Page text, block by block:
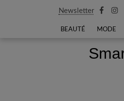
Newsletter
BEAUTÉ MODE